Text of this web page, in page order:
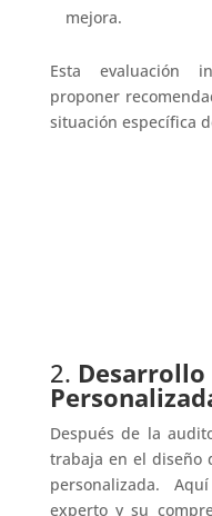
mejora.
Esta evaluación
proponer
situación específica
2. Desarrollo
Después de la
trabaja en el diseño
personalizada.
experto y su